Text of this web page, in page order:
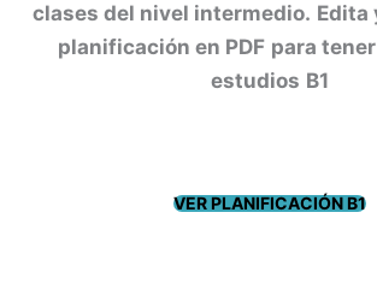
clases del nivel intermedio. Edita
planificación en PDF para
estudios B1
VER PLANIFICACIÓN B1